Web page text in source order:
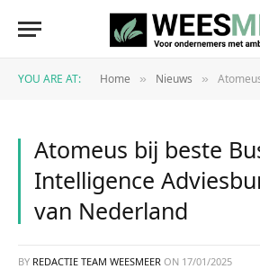
YOU ARE AT: Home » Nieuws » Atomeus bij beste
Atomeus bij beste
Intelligence
van Nederland
BY REDACTIE TEAM WEESMEER ON 17/01/2025